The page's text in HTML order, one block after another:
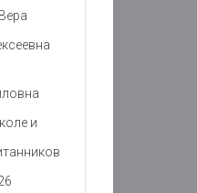
и